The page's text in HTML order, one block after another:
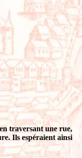
traversant une rue,
Ils espéraient ainsi